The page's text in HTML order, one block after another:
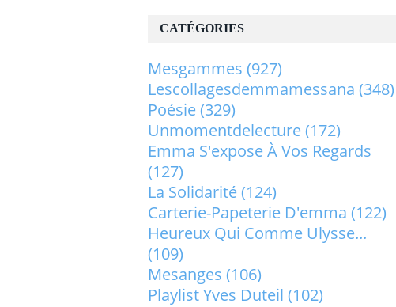
CATÉGORIES
Mesgammes (927)
Lescollagesdemmamessana (348)
Poésie(329)
Unmomentdelecture(172)
Emma S'expose À Vos Regards
(127)
La Solidarité(124)
Carterie-Papeterie D'emma (122)
Heureux Qui Comme Ulysse...
(109)
Mesanges (106)
Playlist Yves Duteil (102)